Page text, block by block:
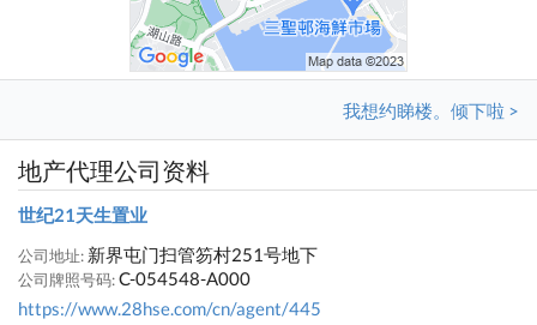
我想约睇楼。倾下啦 >
地产代理公司资料
世纪21天生置业
公司地址: 新界屯门扫管笏村251号地下
公司牌照号码:C-054548-A000
https://www.28hse.com/cn/agent/445